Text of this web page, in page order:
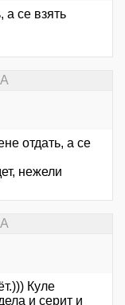
а се взять
отдать, а се
нежели
Куле
и серит и